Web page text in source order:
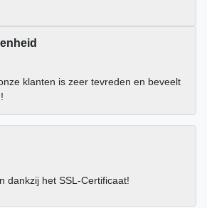
klanten is zeer tevreden en beveelt
dankzij het SSL-Certificaat!